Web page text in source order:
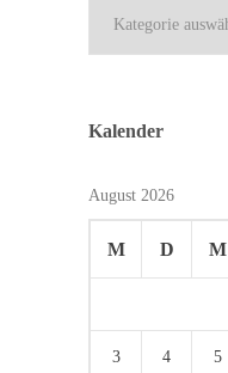
Kalender
August 2026
M D M
3 4 5